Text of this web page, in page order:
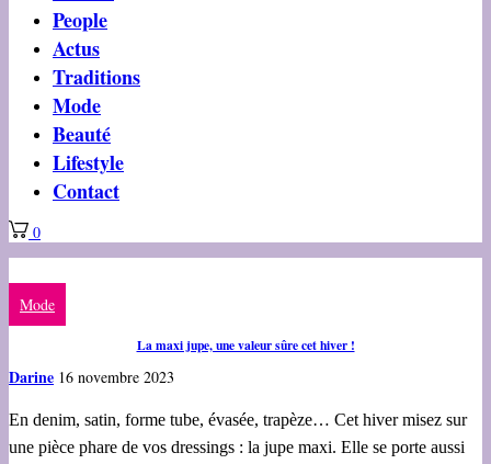
People
Actus
Traditions
Mode
Beauté
Lifestyle
Contact
0
Mode
La maxi jupe, une valeur sûre cet hiver !
Darine 16 novembre 2023
En denim, satin, forme tube, évasée, trapèze… Cet hiver misez sur
une pièce phare de vos dressings : la jupe maxi. Elle se porte aussi